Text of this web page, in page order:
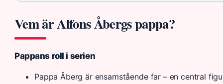
Vem är Alfons Åbergs pappa?
Pappans roll i serien
Pappa Åberg är ensamstående far – en central